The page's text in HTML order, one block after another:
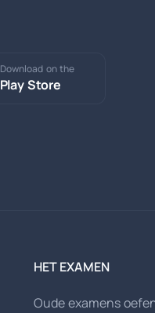
Download on the
Play Store
HET EXAMEN
Oude examens